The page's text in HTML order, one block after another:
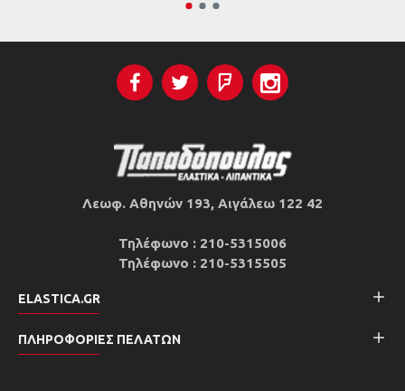
Λεωφ. Αθηνών 193, Αιγάλεω 122 42
Τηλέφωνο : 210-5315006
Τηλέφωνο : 210-5315505
ELASTICA.GR
ΠΛΗΡΟΦΟΡΊΕΣ ΠΕΛΑΤΏΝ